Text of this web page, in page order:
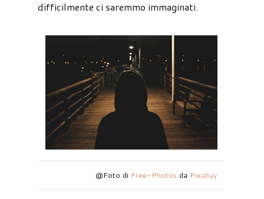
difficilmente ci saremmo immaginati.
@Foto di Free-Photos da Pixabay